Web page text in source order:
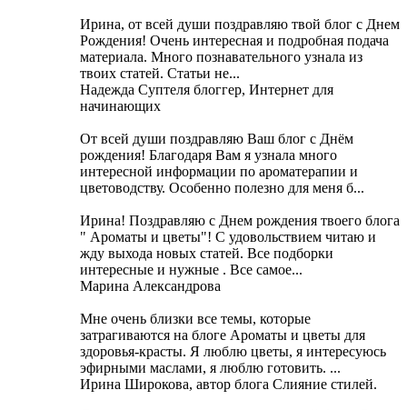
Ирина, от всей души поздравляю твой блог с Днем
Рождения! Очень интересная и подробная подача
материала. Много познавательного узнала из
твоих статей. Статьи не...
Надежда Суптеля блоггер, Интернет для
начинающих
От всей души поздравляю Ваш блог с Днём
рождения! Благодаря Вам я узнала много
интересной информации по ароматерапии и
цветоводству. Особенно полезно для меня б...
Ирина! Поздравляю с Днем рождения твоего блога
" Ароматы и цветы"! С удовольствием читаю и
жду выхода новых статей. Все подборки
интересные и нужные . Все самое...
Марина Александрова
Мне очень близки все темы, которые
затрагиваются на блоге Ароматы и цветы для
здоровья-красты. Я люблю цветы, я интересуюсь
эфирными маслами, я люблю готовить. ...
Ирина Широкова, автор блога Слияние стилей.